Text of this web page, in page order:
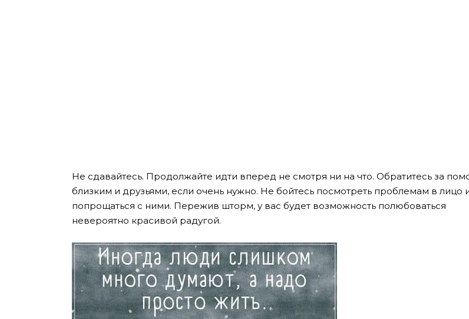
Не сдавайтесь. Продолжайте идти вперед не смотря ни на что. Обратитесь за
близким и друзьями, если очень нужно. Не бойтесь посмотреть проблемам в лицо
попрощаться с ними. Пережив шторм, у вас будет возможность полюбоваться
невероятно красивой радугой.